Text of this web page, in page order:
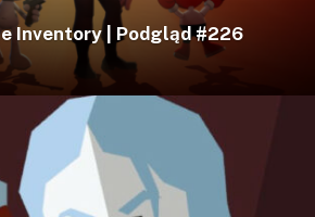
Inventory | Podgląd #226